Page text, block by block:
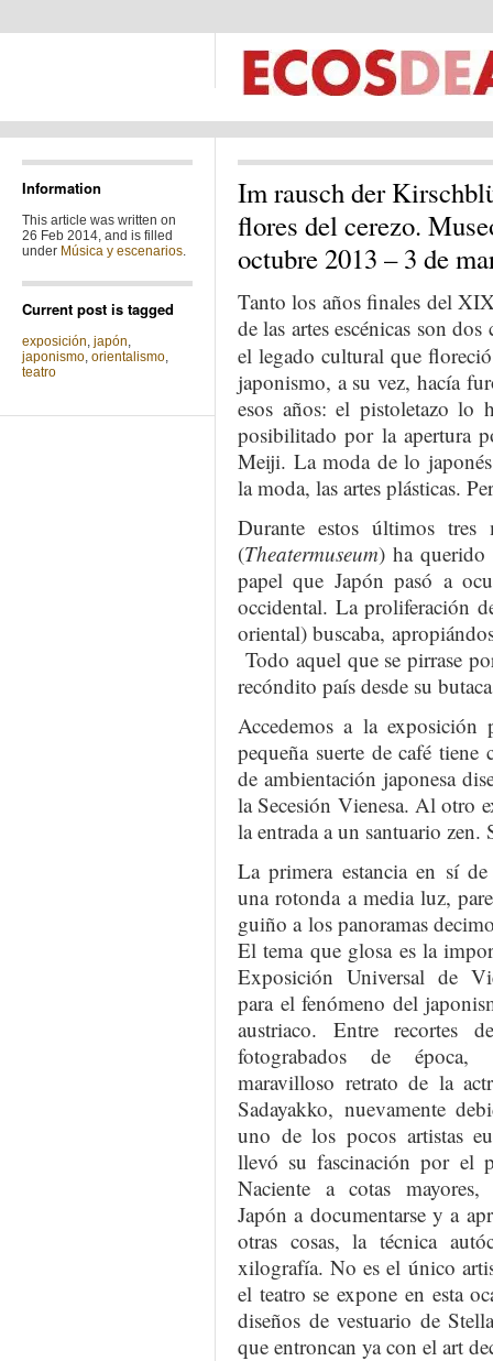
Information
This article was written on
26 Feb 2014, and is filled
under Música y escenarios.
Current post is tagged
exposición, japón,
japonismo, orientalismo,
teatro
Im rausch der
flores del cerezo.
octubre 2013 – 3 de
Tanto los años finales del
de las artes escénicas son
el legado cultural que
japonismo, a su vez, hacía
esos años: el pistoletazo lo
posibilitado por la apertura
Meiji. La moda de lo
la moda, las artes plásticas.
Durante estos últimos tres
(Theatermuseum) ha querido
papel que Japón pasó a
occidental. La proliferación
oriental) buscaba,
Todo aquel que se pirrase
recóndito país desde su
Accedemos a la
pequeña suerte de café
de ambientación japonesa
la Secesión Vienesa. Al otro
la entrada a un santuario
La primera estancia en sí
una rotonda a media luz,
guiño a los panoramas
El tema que glosa es la
Exposición Universal de
para el fenómeno del
austriaco. Entre recortes
fotograbados de época,
maravilloso retrato de la
Sadayakko, nuevamente
uno de los pocos artistas
llevó su fascinación por el
Naciente a cotas
Japón a documentarse y a
otras cosas, la técnica
xilografía. No es el único
el teatro se expone en esta
diseños de vestuario de
que entroncan ya con el art